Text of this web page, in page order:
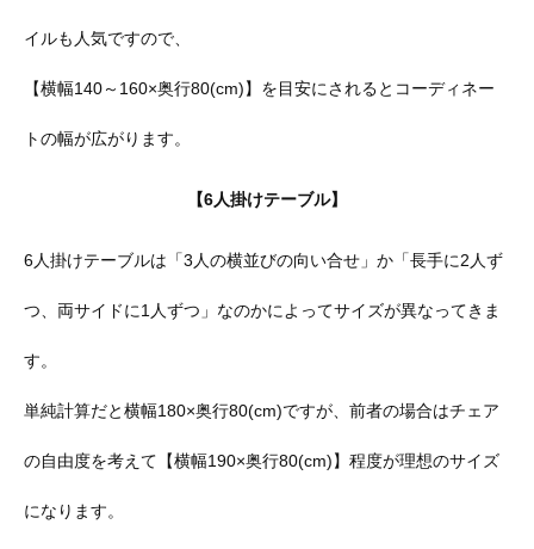
イルも人気ですので、
【横幅140～160×奥行80(cm)】を目安にされるとコーディネー
トの幅が広がります。
【6人掛けテーブル】
6人掛けテーブルは「3人の横並びの向い合せ」か「長手に2人ず
つ、両サイドに1人ずつ」なのかによってサイズが異なってきま
す。
単純計算だと横幅180×奥行80(cm)ですが、前者の場合はチェア
の自由度を考えて【横幅190×奥行80(cm)】程度が理想のサイズ
になります。